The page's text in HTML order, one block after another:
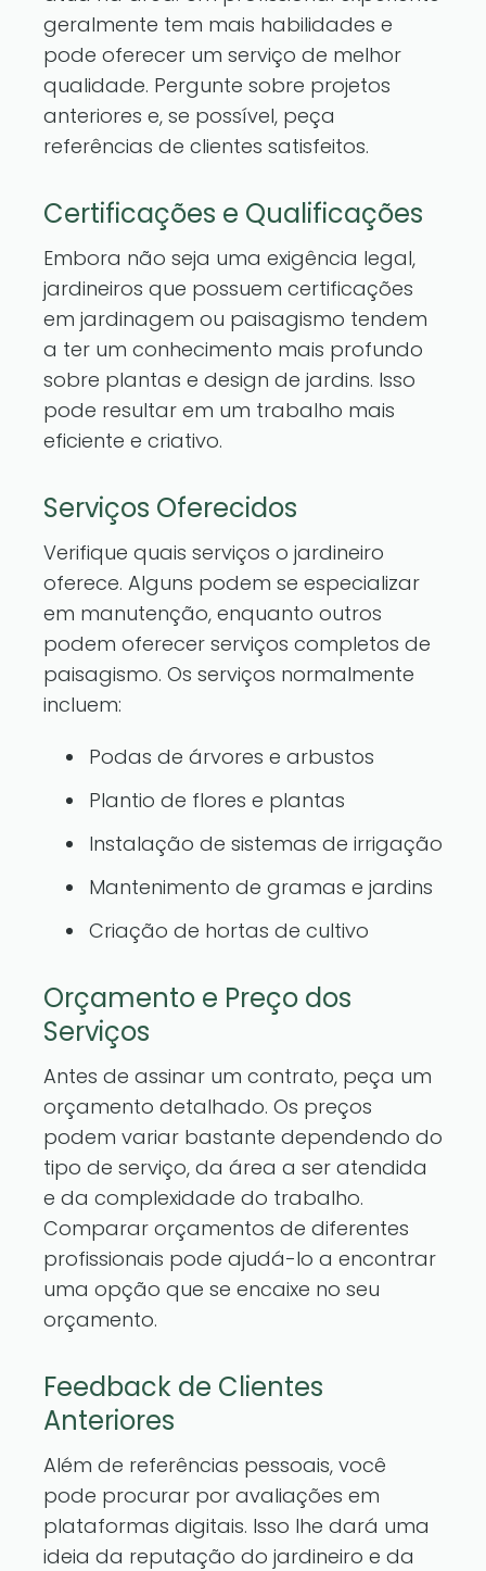
geralmente tem mais habilidades e
pode oferecer um serviço de melhor
qualidade. Pergunte sobre projetos
anteriores e, se possível, peça
referências de clientes satisfeitos.
Certificações e Qualificações
Embora não seja uma exigência legal,
jardineiros que possuem certificações
em jardinagem ou paisagismo tendem
a ter um conhecimento mais profundo
sobre plantas e design de jardins. Isso
pode resultar em um trabalho mais
eficiente e criativo.
Serviços Oferecidos
Verifique quais serviços o jardineiro
oferece. Alguns podem se especializar
em manutenção, enquanto outros
podem oferecer serviços completos de
paisagismo. Os serviços normalmente
incluem:
Podas de árvores e arbustos
Plantio de flores e plantas
Instalação de sistemas de irrigação
Mantenimento de gramas e jardins
Criação de hortas de cultivo
Orçamento e Preço dos
Serviços
Antes de assinar um contrato, peça um
orçamento detalhado. Os preços
podem variar bastante dependendo do
tipo de serviço, da área a ser atendida
e da complexidade do trabalho.
Comparar orçamentos de diferentes
profissionais pode ajudá-lo a encontrar
uma opção que se encaixe no seu
orçamento.
Feedback de Clientes
Anteriores
Além de referências pessoais, você
pode procurar por avaliações em
plataformas digitais. Isso lhe dará uma
ideia da reputação do jardineiro e da